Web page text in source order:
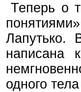
Теперь о
Лапутько.
написана
одного